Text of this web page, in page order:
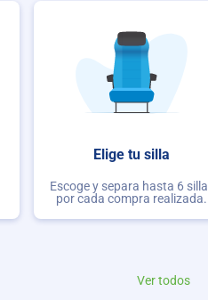
Elige tu silla
Escoge y separa hasta 6
por cada compra realizada.
Ver todos